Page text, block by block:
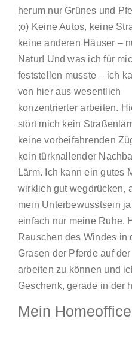
herum nur Grünes und
;o) Keine Autos, keine
keine anderen Häuser –
Natur! Und was ich für
feststellen musste – ich
von hier aus wesentlich
konzentrierter arbeiten.
stört mich kein
keine vorbeifahrenden
kein türknallender
Lärm. Ich kann ein gutes
wirklich gut wegdrücken,
mein Unterbewusstsein
einfach nur meine Ruhe.
Rauschen des Windes in
Grasen der Pferde auf
arbeiten zu können und
Geschenk, gerade in der
Mein Homeoffice